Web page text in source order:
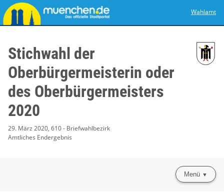
Wahlamt
Stichwahl der
Oberbürgermeisterin oder
des Oberbürgermeisters
2020
29. März 2020, 610 - Briefwahlbezirk
Amtliches Endergebnis
Menü